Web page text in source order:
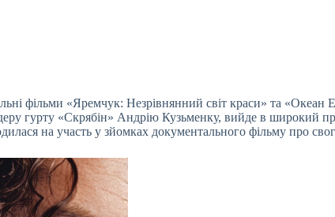
фільми «Яремчук: Незрівнянний світ краси» та
гурту «Скрябін» Андрію Кузьменку, вийде в широкий
на участь у зйомках документального фільму про